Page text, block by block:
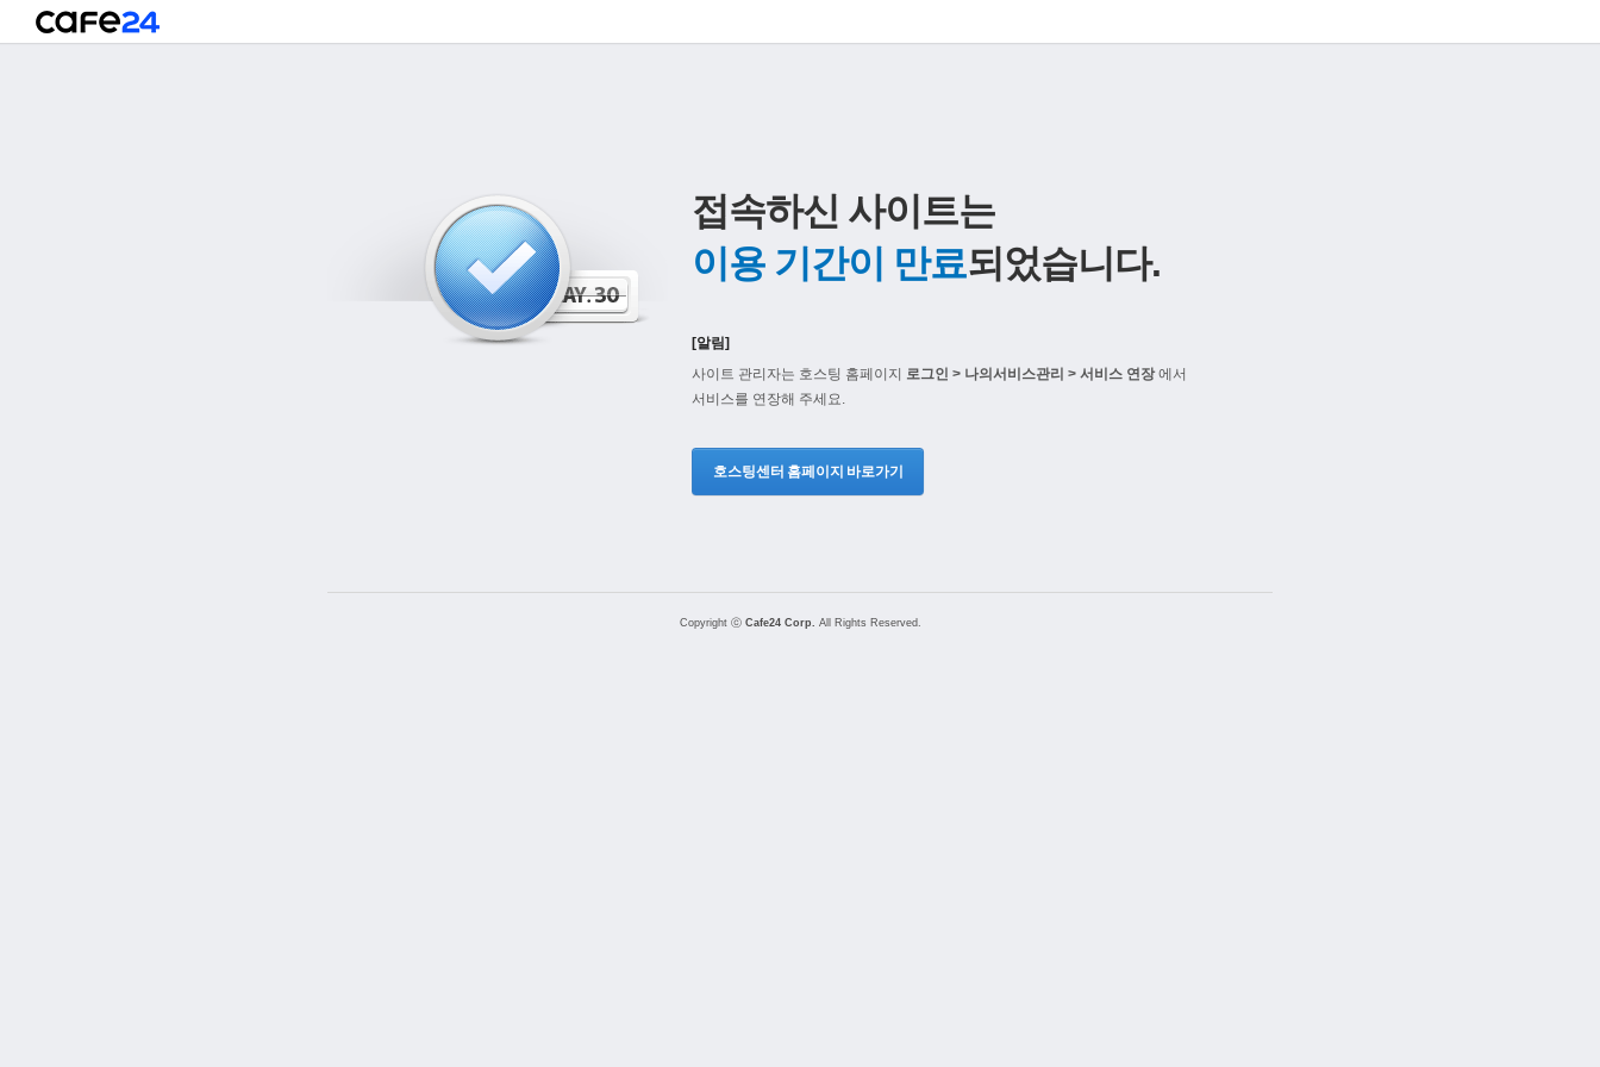
접속하신 사이트는
이용 기간이 만료되었습니다.
[알림]
사이트 관리자는 호스팅 홈페이지 로그인 > 나의서비스관리 > 서비스 연장에서
서비스를 연장해 주세요.
호스팅센터 홈페이지 바로가기
Copyright ⓒ Cafe24 Corp. All Rights Reserved.